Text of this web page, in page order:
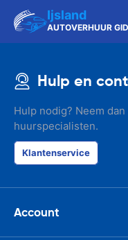
Ijsland
AUTOVERHUUR
Hulp en
Hulp nodig? Neem
huurspecialisten.
Klantenservice
Account